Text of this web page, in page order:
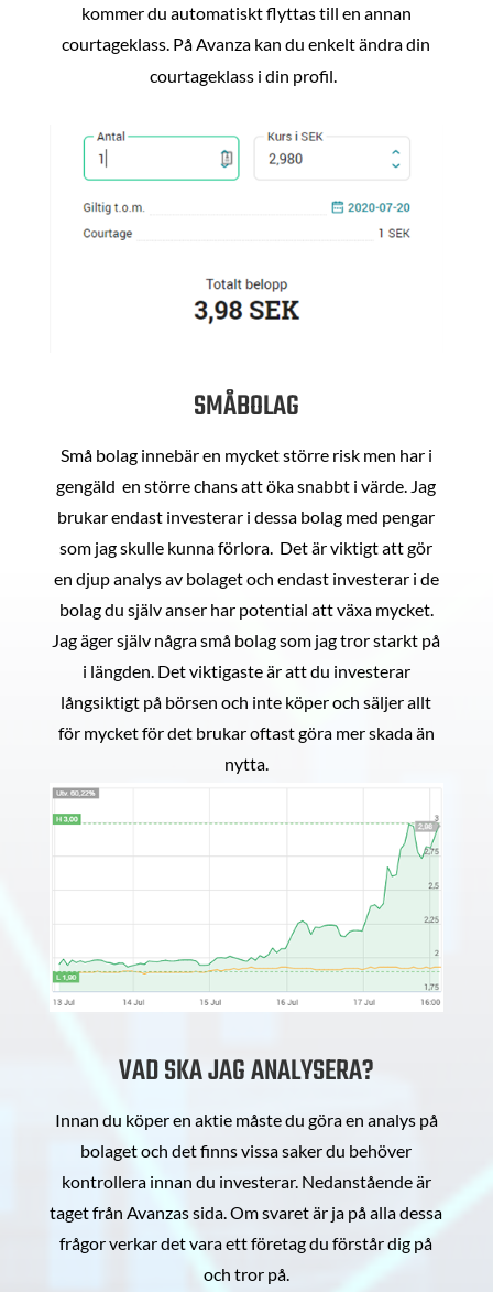
kommer du automatiskt flyttas till en annan
courtageklass. På Avanza kan du enkelt ändra din
courtageklass i din profil.
SMÅBOLAG
Små bolag innebär en mycket större risk men har i
gengäld en större chans att öka snabbt i värde. Jag
brukar endast investerar i dessa bolag med pengar
som jag skulle kunna förlora. Det är viktigt att gör
en djup analys av bolaget och endast investerar i de
bolag du själv anser har potential att växa mycket.
Jag äger själv några små bolag som jag tror starkt på
i längden. Det viktigaste är att du investerar
långsiktigt på börsen och inte köper och säljer allt
för mycket för det brukar oftast göra mer skada än
nytta.
VAD SKA JAG ANALYSERA?
Innan du köper en aktie måste du göra en analys på
bolaget och det finns vissa saker du behöver
kontrollera innan du investerar. Nedanstående är
taget från Avanzas sida. Om svaret är ja på alla dessa
frågor verkar det vara ett företag du förstår dig på
och tror på.